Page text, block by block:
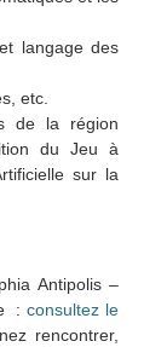
langage des
etc.
de la région
du Jeu à
sur la
Antipolis –
:consultez le
rencontrer,